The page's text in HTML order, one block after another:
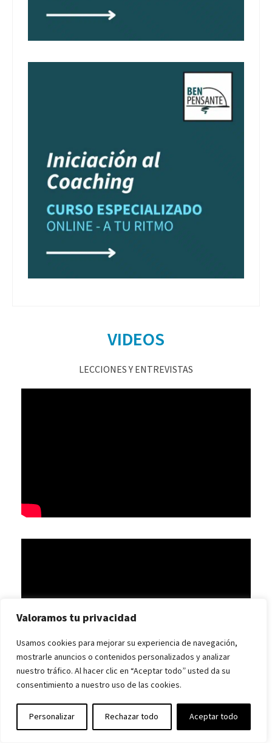
Valoramos tu privacidad
Usamos cookies para mejorar su experiencia de navegación,
mostrarle anuncios o contenidos personalizados y analizar
nuestro tráfico. Al hacer clic en “Aceptar todo” usted da su
consentimiento a nuestro uso de las cookies.
Personalizar Rechazar todo Aceptar todo
VIDEOS
LECCIONES Y ENTREVISTAS